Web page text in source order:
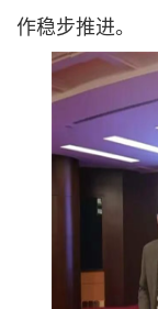
作稳步推进。